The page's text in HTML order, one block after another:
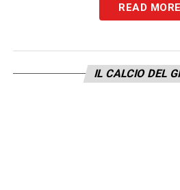
14′ Tiro di Saelemaekers
portoghese scarica alla
Saelemaekers che
READ MORE
IL CALCIO DEL